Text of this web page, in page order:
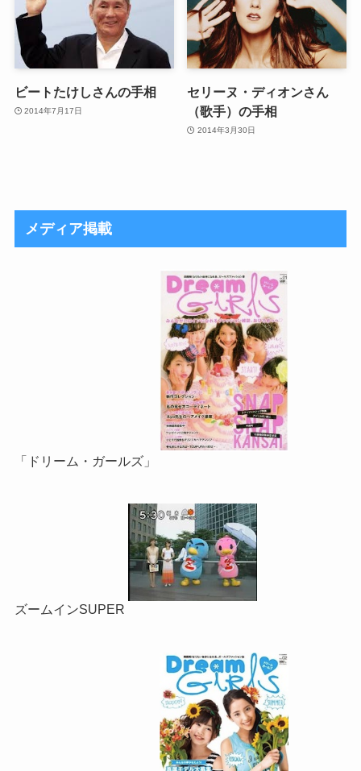
ビートたけしさんの手相
2014年7月17日
セリーヌ・ディオンさん
（歌手）の手相
2014年3月30日
メディア掲載
「ドリーム・ガールズ」
ズームインSUPER